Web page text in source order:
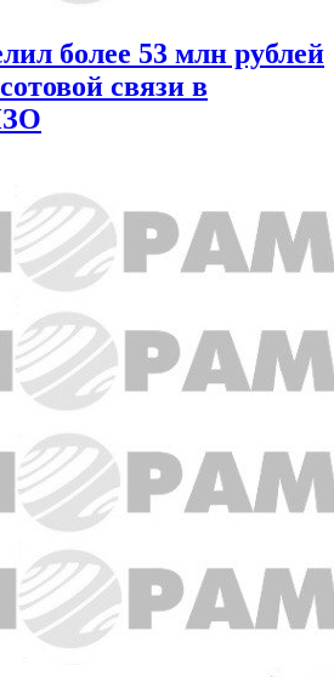
более 53 млн рублей
связи в